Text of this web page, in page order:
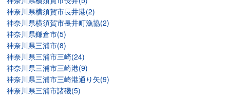
神奈川県横須賀市長井港(2)
神奈川県横須賀市長井町漁協(2)
神奈川県鎌倉市(5)
神奈川県三浦市(8)
神奈川県三浦市三崎(24)
神奈川県三浦市三崎港(9)
神奈川県三浦市三崎港通り矢(9)
神奈川県三浦市諸磯(5)